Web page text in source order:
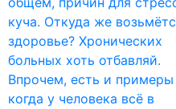
куча. Откуда же
здоровье? Хронических
больных хоть отбавляй.
Впрочем, есть и примеры
когда у человека всё в